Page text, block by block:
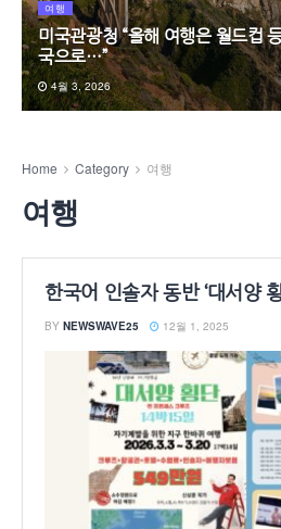
여행
미국관광청 “올해 여행은 월드컵
국으로…”
4월 3, 2026
Home Category 여행
여행
한국어 인솔자 동반 ‘대서양
BY NEWSWAVE25 12월 1, 2025